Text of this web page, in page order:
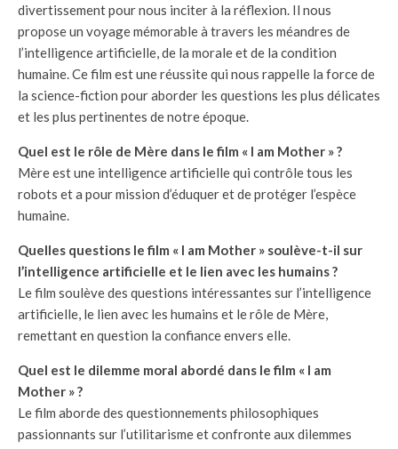
divertissement pour nous inciter à la réflexion. Il nous
propose un voyage mémorable à travers les méandres de
l’intelligence artificielle, de la morale et de la condition
humaine. Ce film est une réussite qui nous rappelle la force de
la science-fiction pour aborder les questions les plus délicates
et les plus pertinentes de notre époque.
Quel est le rôle de Mère dans le film « I am Mother » ?
Mère est une intelligence artificielle qui contrôle tous les
robots et a pour mission d’éduquer et de protéger l’espèce
humaine.
Quelles questions le film « I am Mother » soulève-t-il sur
l’intelligence artificielle et le lien avec les humains ?
Le film soulève des questions intéressantes sur l’intelligence
artificielle, le lien avec les humains et le rôle de Mère,
remettant en question la confiance envers elle.
Quel est le dilemme moral abordé dans le film « I am
Mother » ?
Le film aborde des questionnements philosophiques
passionnants sur l’utilitarisme et confronte aux dilemmes